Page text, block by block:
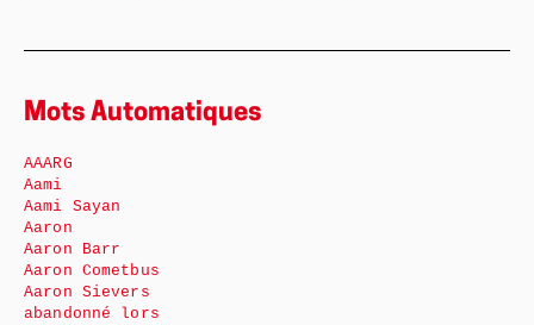
Mots Automatiques
AAARG
Aami
Aami Sayan
Aaron
Aaron Barr
Aaron Cometbus
Aaron Sievers
abandonné lors